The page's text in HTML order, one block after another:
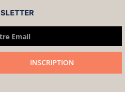
INSCRIPTION